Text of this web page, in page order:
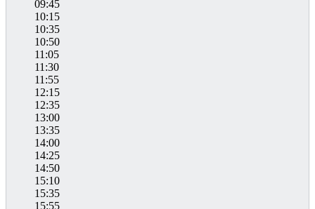
09:45
10:15
10:35
10:50
11:05
11:30
11:55
12:15
12:35
13:00
13:35
14:00
14:25
14:50
15:10
15:35
15:55